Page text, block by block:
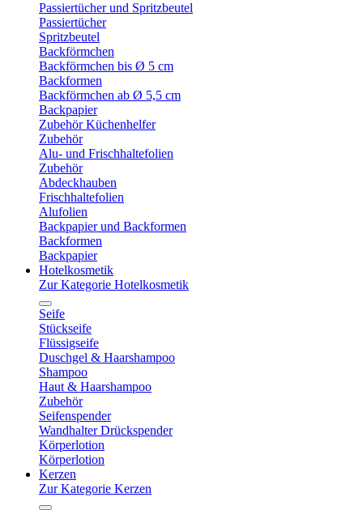
Passiertücher und Spritzbeutel
Passiertücher
Spritzbeutel
Backförmchen
Backförmchen bis Ø 5 cm
Backformen
Backförmchen ab Ø 5,5 cm
Backpapier
Zubehör Küchenhelfer
Zubehör
Alu- und Frischhaltefolien
Zubehör
Abdeckhauben
Frischhaltefolien
Alufolien
Backpapier und Backformen
Backformen
Backpapier
Hotelkosmetik
Zur Kategorie Hotelkosmetik
Seife
Stückseife
Flüssigseife
Duschgel & Haarshampoo
Shampoo
Haut & Haarshampoo
Zubehör
Seifenspender
Wandhalter Drückspender
Körperlotion
Körperlotion
Kerzen
Zur Kategorie Kerzen